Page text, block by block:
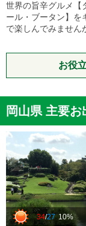
世界の旨辛グルメ【
ール・ブータン】を
で楽しんでみません
お役
岡山県 主要お
34/27 10%